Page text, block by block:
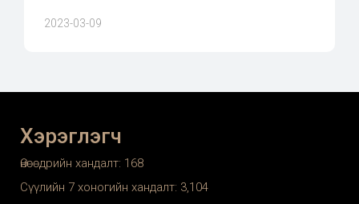
2023-03-09
Хэрэглэгч
Өнөөдрийн хандалт: 168
Сүүлийн 7 хоногийн хандалт: 3,104